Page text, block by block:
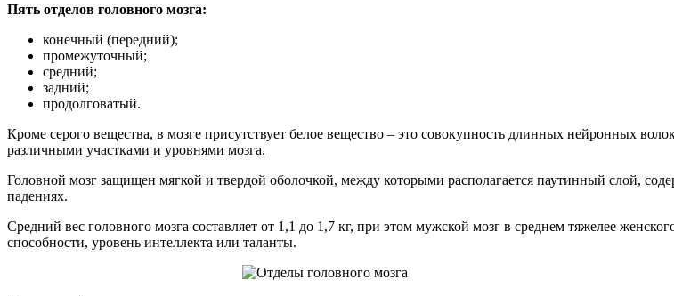
Пять отделов головного мозга:
конечный (передний);
промежуточный;
средний;
задний;
продолговатый.
Кроме серого вещества, в мозге присутствует белое вещество – это совокупность длинных нейронных
различными участками и уровнями мозга.
Головной мозг защищен мягкой и твердой оболочкой, между которыми располагается паутинный слой,
падениях.
Средний вес головного мозга составляет от 1,1 до 1,7 кг, при этом мужской мозг в среднем тяжелее
способности, уровень интеллекта или таланты.